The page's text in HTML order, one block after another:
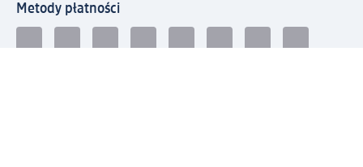
Metody płatności